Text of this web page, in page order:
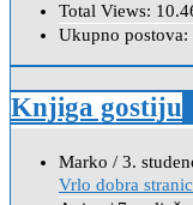
Total Views:
Ukupno postova:
Knjiga gostiju
Marko / 3.
Vrlo dobra